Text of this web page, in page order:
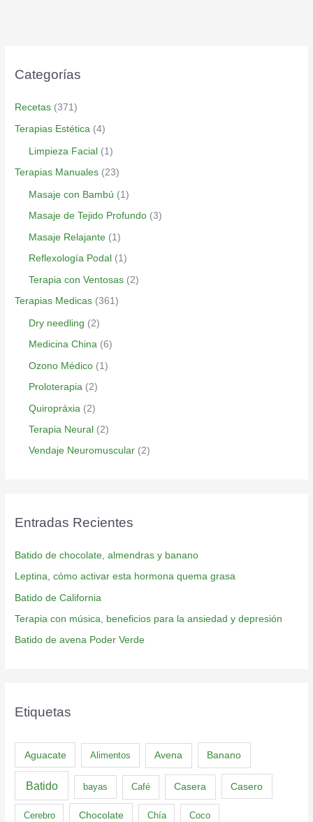
Categorías
Recetas (371)
Terapias Estética (4)
Limpieza Facial (1)
Terapias Manuales (23)
Masaje con Bambú (1)
Masaje de Tejido Profundo (3)
Masaje Relajante (1)
Reflexología Podal (1)
Terapia con Ventosas (2)
Terapias Medicas (361)
Dry needling (2)
Medicina China (6)
Ozono Médico (1)
Proloterapia (2)
Quiropráxia (2)
Terapia Neural (2)
Vendaje Neuromuscular (2)
Entradas Recientes
Batido de chocolate, almendras y banano
Leptina, cómo activar esta hormona quema grasa
Batido de California
Terapia con música, beneficios para la ansiedad y depresión
Batido de avena Poder Verde
Etiquetas
Aguacate Alimentos Avena Banano
Batido bayas Café Casera Casero
Cerebro Chocolate Chía Coco